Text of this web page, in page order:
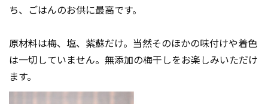
ち、ごはんのお供に最高です。
原材料は梅、塩、紫蘇だけ。当然そのほかの味付けや着色
は一切していません。無添加の梅干しをお楽しみいただけ
ます。